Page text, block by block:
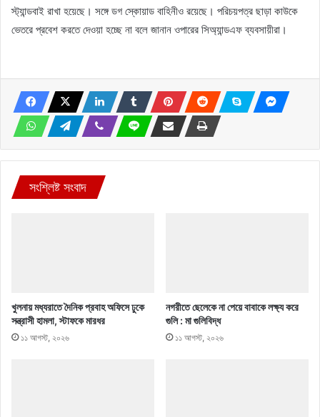
স্ট্যান্ডবাই রাখা হয়েছে। সঙ্গে ডগ স্কোয়াড বাহিনীও রয়েছে। পরিচয়পত্র ছাড়া কাউকে
ভেতরে প্রবেশ করতে দেওয়া হচ্ছে না বলে জানান ওপারের সিঅ্যান্ডএফ ব্যবসায়ীরা।
সংশ্লিষ্ট সংবাদ
খুলনায় মধ্যরাতে দৈনিক প্রবাহ অফিসে ঢুকে
সন্ত্রাসী হামলা, স্টাফকে মারধর
১১ আগস্ট, ২০২৬
নগরীতে ছেলেকে না পেয়ে বাবাকে লক্ষ্য করে
গুলি : মা গুলিবিদ্ধ
১১ আগস্ট, ২০২৬